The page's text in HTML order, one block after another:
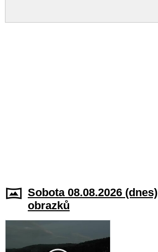
Sobota 08.08.2026 (dnes)
obrazků